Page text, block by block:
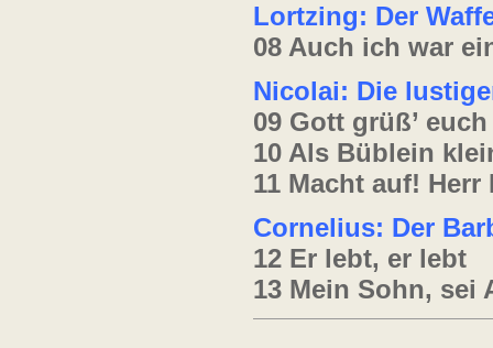
Lortzing: Der
08 Auch ich war
Nicolai: Die
09 Gott grüß’
10 Als Büblein
11 Macht auf! Herr
Cornelius: Der
12 Er lebt, er lebt
13 Mein Sohn, sei